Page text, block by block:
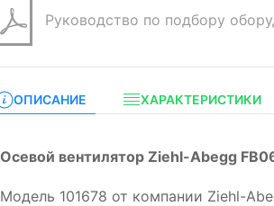
Руководство по подбору
ОПИСАНИЕ ХАРАКТЕРИСТИКИ
Осевой вентилятор Ziehl-Abegg
Модель 101678 от компании Ziehl-